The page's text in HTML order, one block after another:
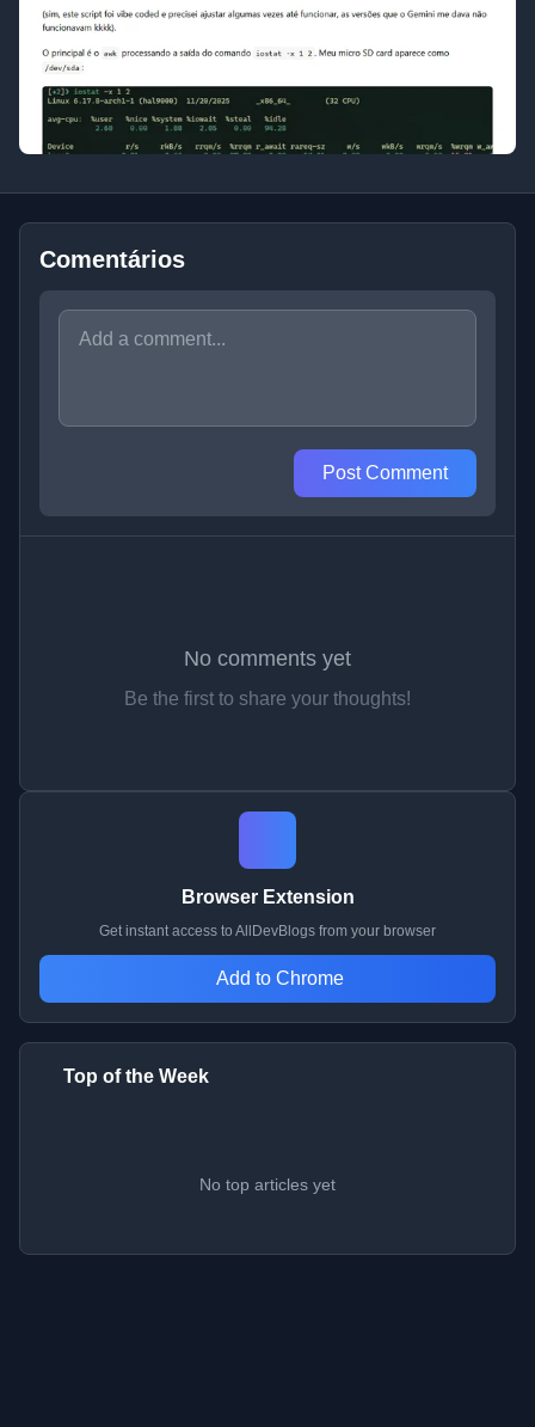
Comentários
Post Comment
No comments yet
Be the first to share your thoughts!
Browser Extension
Get instant access to AllDevBlogs from your browser
Add to Chrome
Top of the Week
No top articles yet